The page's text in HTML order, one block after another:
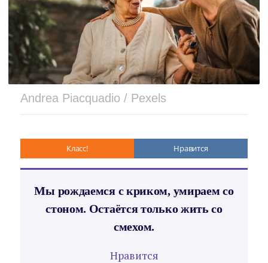
Andrea Piacquadio / Pexels
Класс! Нравится
Мы рождаемся с криком, умираем со
стоном. Остаётся только жить со
смехом.
Нравится